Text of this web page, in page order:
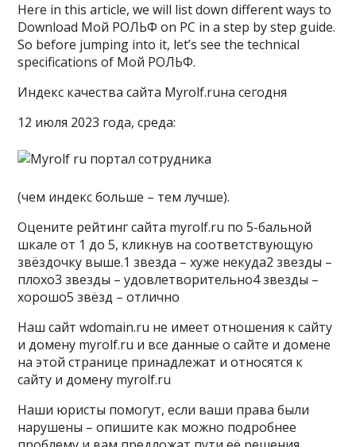
Here in this article, we will list down different ways to
Download Мой РОЛЬФ on PC in a step by step guide.
So before jumping into it, let’s see the technical
specifications of Мой РОЛЬФ.
Индекс качества сайта Myrolf.ruна сегодня
12 июля 2023 года, среда:
(чем индекс больше – тем лучше).
Оцените рейтинг сайта myrolf.ru по 5-бальной
шкале от 1 до 5, кликнув на соответствующую
звёздочку выше.1 звезда – хуже некуда2 звезды –
плохо3 звезды – удовлетворительно4 звезды –
хорошо5 звёзд – отлично
Наш сайт wdomain.ru не имеет отношения к сайту
и домену myrolf.ru и все данные о сайте и домене
на этой странице принадлежат и относятся к
сайту и домену myrolf.ru
Наши юристы помогут, если ваши права были
нарушены – опишите как можно подробнее